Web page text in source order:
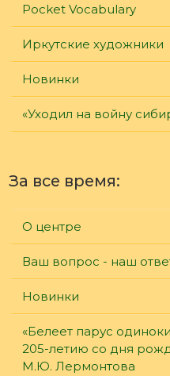
Pocket Vocabulary
Иркутские художники
Новинки
«Уходил на войну
За все время:
О центре
Ваш вопрос - наш
Новинки
«Белеет парус
205-летию со дня
М.Ю. Лермонтова